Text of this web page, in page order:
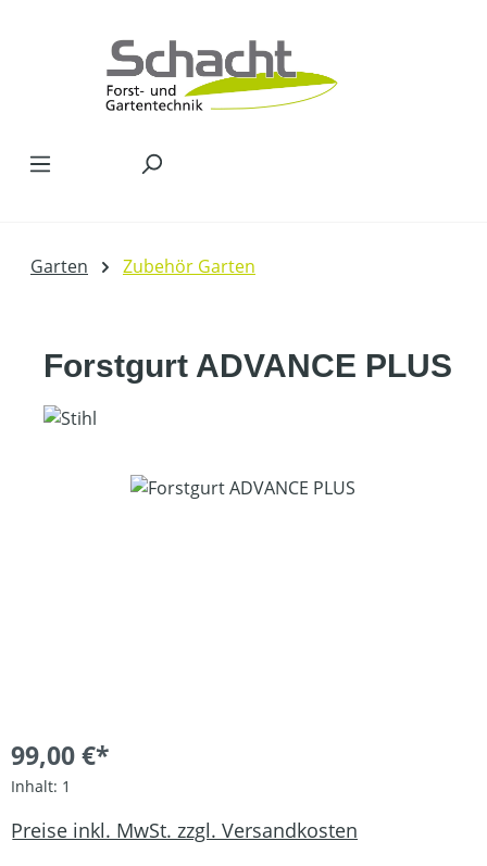
Garten Zubehör Garten
Forstgurt ADVANCE PLUS
Bildergalerie überspringen
99,00 €*
Inhalt: 1
Preise inkl. MwSt. zzgl. Versandkosten